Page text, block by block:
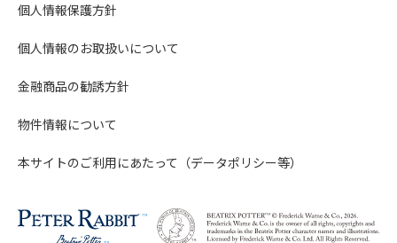
個人情報保護方針
個人情報のお取扱いについて
金融商品の勧誘方針
物件情報について
本サイトのご利用にあたって（データポリシー等）